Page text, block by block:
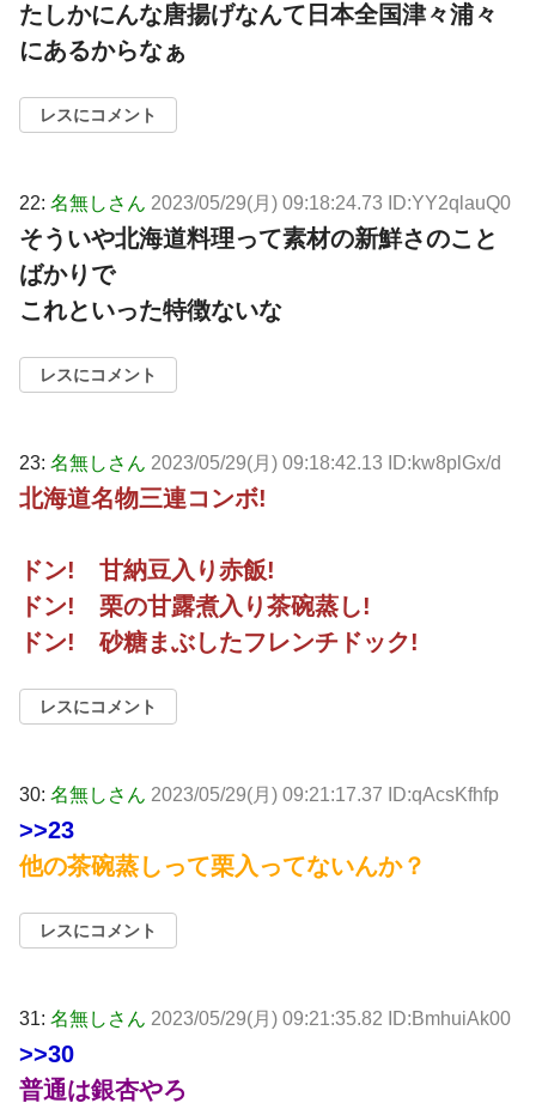
たしかにんな唐揚げなんて日本全国津々浦々
にあるからなぁ
レスにコメント
22: 名無しさん 2023/05/29(月) 09:18:24.73 ID:YY2qlauQ0
そういや北海道料理って素材の新鮮さのこと
ばかりで
これといった特徴ないな
レスにコメント
23: 名無しさん 2023/05/29(月) 09:18:42.13 ID:kw8plGx/d
北海道名物三連コンボ!
ドン! 甘納豆入り赤飯!
ドン! 栗の甘露煮入り茶碗蒸し!
ドン! 砂糖まぶしたフレンチドック!
レスにコメント
30: 名無しさん 2023/05/29(月) 09:21:17.37 ID:qAcsKfhfp
>>23
他の茶碗蒸しって栗入ってないんか？
レスにコメント
31: 名無しさん 2023/05/29(月) 09:21:35.82 ID:BmhuiAk00
>>30
普通は銀杏やろ